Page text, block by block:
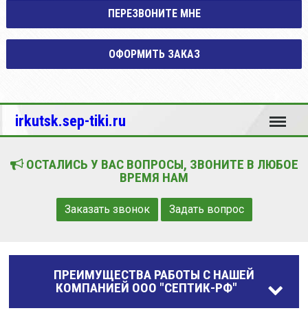
ПЕРЕЗВОНИТЕ МНЕ
ОФОРМИТЬ ЗАКАЗ
irkutsk.sep-tiki.ru Меню
ОСТАЛИСЬ У ВАС ВОПРОСЫ, ЗВОНИТЕ В ЛЮБОЕ
ВРЕМЯ НАМ
Заказать звонок Задать вопрос
ПРЕИМУЩЕСТВА РАБОТЫ С НАШЕЙ
КОМПАНИЕЙ ООО "СЕПТИК-РФ"